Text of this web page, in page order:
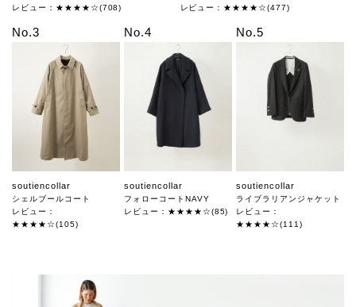
レビュー：★★★★☆(708)
レビュー：★★★★☆(477)
No.3
soutiencollar
シェルブールコート
レビュー：
★★★★☆(105)
No.4
soutiencollar
フォローコートNAVY
レビュー：★★★★☆(85)
No.5
soutiencollar
ライブラリアンジャケット
レビュー：
★★★★☆(111)